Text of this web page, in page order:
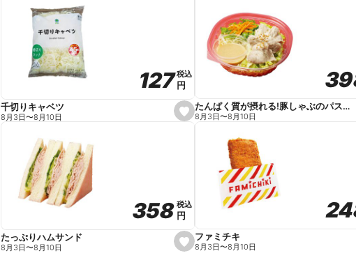
e
s
e
e
127
127税込
税込
円
円
千切りキャベツ
8月3日〜8月10日
たんぱく質が摂れる!豚しゃぶのパスタサラダ
8月3日〜8月10日
s
e
358
358税込
税込
円
円
たっぷりハムサンド
8月3日〜8月10日
ファミチキ
8月3日〜8月10日